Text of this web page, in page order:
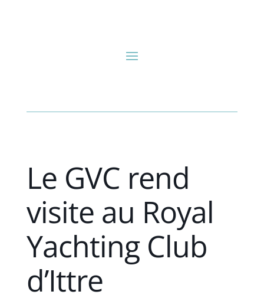
Le GVC rend
visite au Royal
Yachting Club
d’Ittre